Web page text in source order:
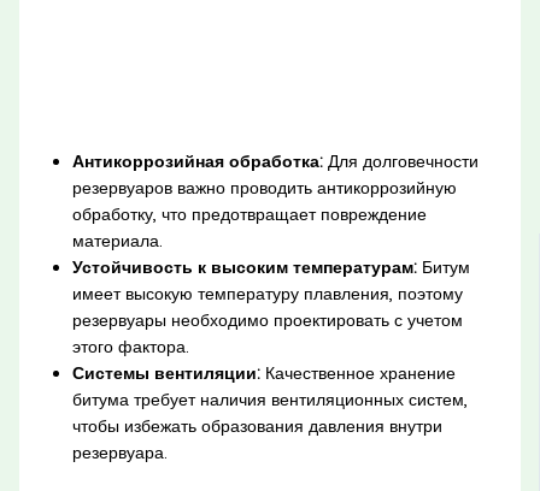
Антикоррозийная обработка:Для долговечности
резервуаров важно проводить антикоррозийную
обработку, что предотвращает повреждение
материала.
Устойчивость к высоким температурам:Битум
имеет высокую температуру плавления, поэтому
резервуары необходимо проектировать с учетом
этого фактора.
Системы вентиляции:Качественное хранение
битума требует наличия вентиляционных систем,
чтобы избежать образования давления внутри
резервуара.